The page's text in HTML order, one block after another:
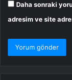
Daha sonraki
adresim ve site